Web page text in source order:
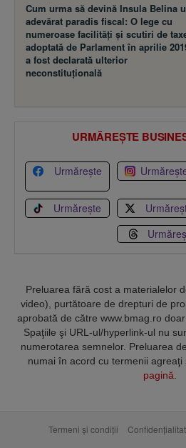
Cum urma să devină Insula Belina
adevărat paradis fiscal: O lege cu
numeroase facilităţi şi scutiri de
adoptată de Parlament în aprilie
a fost declarată ulterior
neconstituţională
URMĂREȘTE
Urmărește
Urmărește
Preluarea fără cost a materialelor
video), purtătoare de drepturi de
aprobată de către www.bmag.ro
Spaţiile şi URL-ul/hyperlink-ul nu
numerotarea semnelor. Preluarea
numai în acord cu termenii agreaţi
pagină
Termeni și condiții